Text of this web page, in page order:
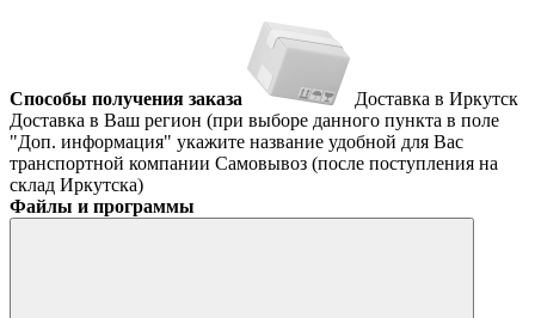
Способы получения заказа
Доставка в Иркутск
Доставка в Ваш регион (при выборе данного пункта в поле
"Доп. информация" укажите название удобной для Вас
транспортной компании Самовывоз (после поступления на
склад Иркутска)
Файлы и программы